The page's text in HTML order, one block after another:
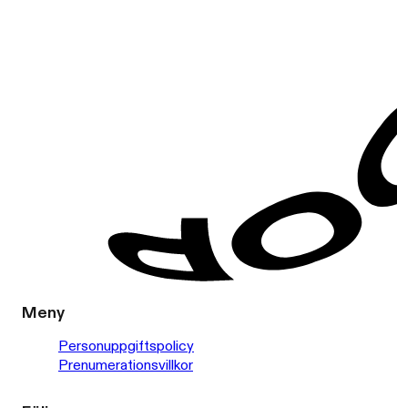
Meny
Personuppgiftspolicy
Prenumerationsvillkor